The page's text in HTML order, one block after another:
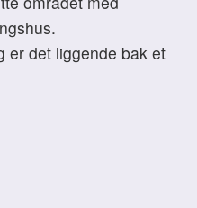
er det liggende bak et